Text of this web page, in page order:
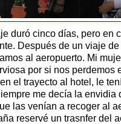
duró cinco días, pero en
Después de un viaje
al aeropuerto. Mi
por si nos perdemos
el trayecto al hotel, le
me decía la envidia
las venían a recoger al
reservé un trasnfer del